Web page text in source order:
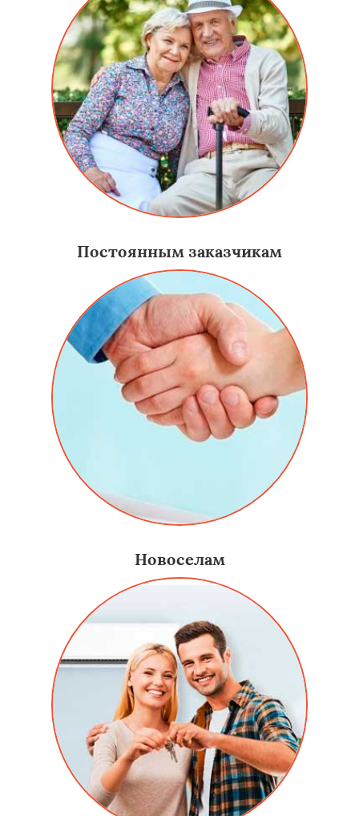
Постоянным заказчикам
Новоселам